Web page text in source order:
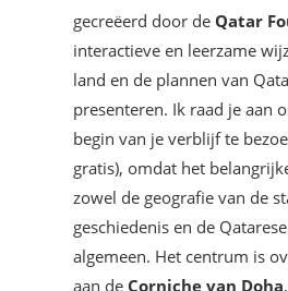
gecreëerd door de Qatar
interactieve en leerzame
land en de plannen van
presenteren. Ik raad je aan
begin van je verblijf te
gratis), omdat het
zowel de geografie van de
geschiedenis en de
algemeen. Het centrum is
aan de Corniche van Doha